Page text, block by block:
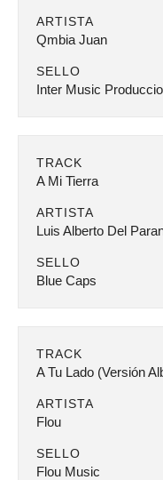
ARTISTA
Qmbia Juan
SELLO
Inter Music
TRACK
A Mi Tierra
ARTISTA
Luis Alberto Del
SELLO
Blue Caps
TRACK
A Tu Lado (Versión
ARTISTA
Flou
SELLO
Flou Music